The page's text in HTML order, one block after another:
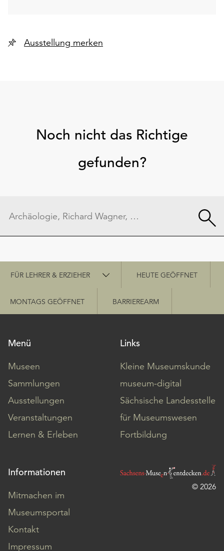
Ausstellung merken
Noch nicht das Richtige
gefunden?
Schnellzugriff
FÜR LEHRER & ERZIEHER HEUTE GEÖFFNET
MONTAGS GEÖFFNET BARRIEREARM
Menü
Museen
Sammlungen
Ausstellungen
Veranstaltungen
Lernen & Erleben
Links
Kleine Museumskunde
museum-digital
Sächsische Landesstelle
für Museumswesen
Fortbildung
Informationen
Mitmachen im
Museumsportal
Kontakt
Impressum
© 2026